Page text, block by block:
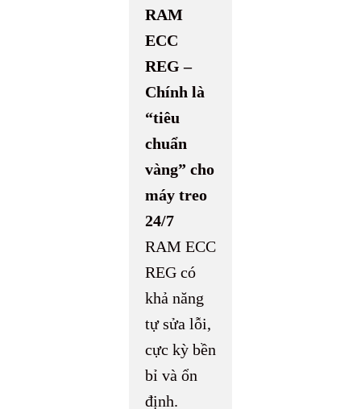
RAM
ECC
REG –
Chính là
“tiêu
chuẩn
vàng” cho
máy treo
24/7
RAM ECC
REG có
khả năng
tự sửa lỗi,
cực kỳ bền
bỉ và ổn
định.